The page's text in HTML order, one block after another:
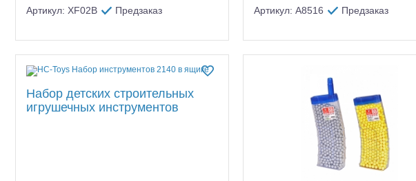
Артикул: XF02B Предзаказ Артикул: A8516 Предзаказ
Набор детских строительных
игрушечных инструментов